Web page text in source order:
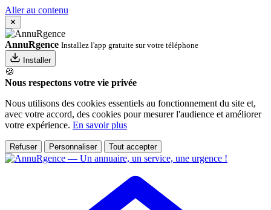
Aller au contenu
✕
AnnuRgence Installez l'app gratuite sur votre téléphone
Installer
🍪
Nous respectons votre vie privée
Nous utilisons des cookies essentiels au fonctionnement du site et,
avec votre accord, des cookies pour mesurer l'audience et améliorer
votre expérience. En savoir plus
Refuser Personnaliser Tout accepter